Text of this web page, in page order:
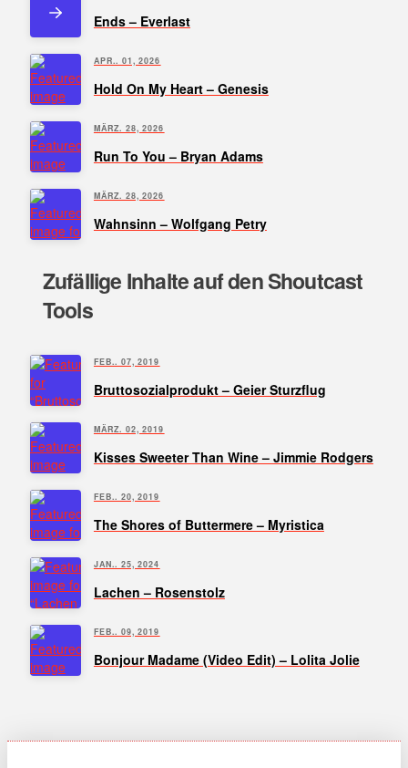
Ends – Everlast
APR.. 01, 2026
Hold On My Heart – Genesis
MÄRZ. 28, 2026
Run To You – Bryan Adams
MÄRZ. 28, 2026
Wahnsinn – Wolfgang Petry
Zufällige Inhalte auf den Shoutcast
Tools
FEB.. 07, 2019
Bruttosozialprodukt – Geier Sturzflug
MÄRZ. 02, 2019
Kisses Sweeter Than Wine – Jimmie Rodgers
FEB.. 20, 2019
The Shores of Buttermere – Myristica
JAN.. 25, 2024
Lachen – Rosenstolz
FEB.. 09, 2019
Bonjour Madame (Video Edit) – Lolita Jolie